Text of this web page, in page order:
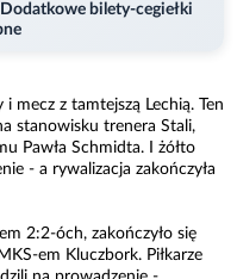
Dodatkowe bilety-cegiełki
mecz z tamtejszą Lechią. Ten
stanowisku trenera Stali,
Pawła Schmidta. I żółto
- a rywalizacja zakończyła
2:2-óch, zakończyło się
em Kluczbork. Piłkarze